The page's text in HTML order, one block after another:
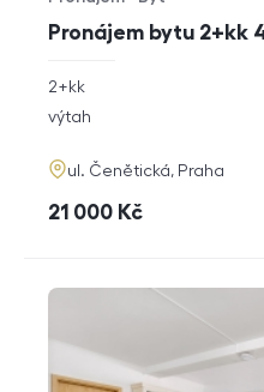
Pronájem bytu 2+kk
Typ nabídky
Typ nemovitosti
rozměry
dispozice
2+kk
funkce
výtah
adresa
ul. Čenětická, Praha
cena
21 000 Kč